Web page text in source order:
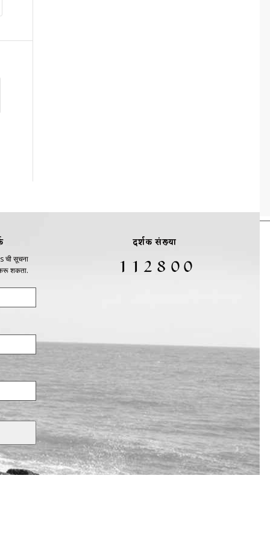
ची सूचना
शकता.
दर्शक संख्या